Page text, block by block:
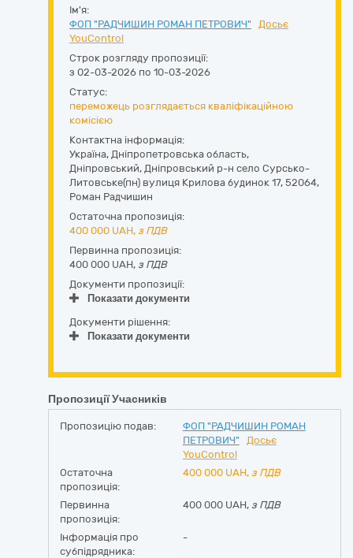
Ім'я:
ФОП "РАДЧИШИН РОМАН ПЕТРОВИЧ"
Досьє
YouControl
Строк розгляду пропозиції:
з 02-03-2026 по 10-03-2026
Статус:
переможець розглядається кваліфікаційною
комісією
Контактна інформація:
Україна, Дніпропетровська область,
Дніпровський, Дніпровський р-н село Сурсько-
Литовське(пн) вулиця Крилова будинок 17, 52064,
Роман Радчишин
Остаточна пропозиція:
400 000 UAH, з ПДВ
Первинна пропозиція:
400 000 UAH, з ПДВ
Документи пропозиції:
Показати документи
Документи рішення:
Показати документи
Пропозиції Учасників
Пропозицію подав:
ФОП "РАДЧИШИН РОМАН
ПЕТРОВИЧ"
Досьє
YouControl
Остаточна
пропозиція:
400 000 UAH, з ПДВ
Первинна
пропозиція:
400 000 UAH, з ПДВ
Інформація про
субпідрядника:
-